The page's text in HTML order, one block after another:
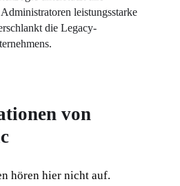
leistungsstarke
die Legacy-
von
hören hier nicht auf.